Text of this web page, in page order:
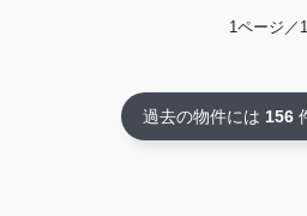
1ページ／1
過去の物件には 156